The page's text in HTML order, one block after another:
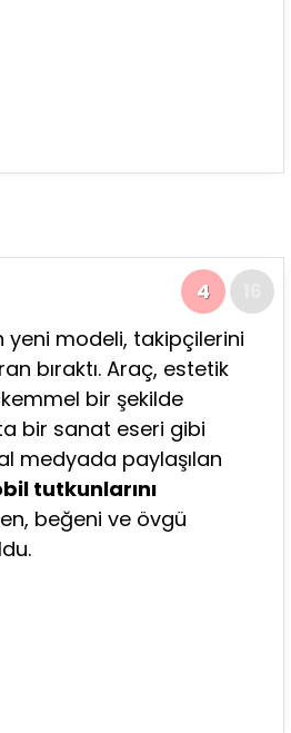
4
yeni modeli, takipçilerini
bıraktı. Araç, estetik
bir şekilde
bir sanat eseri gibi
medyada paylaşılan
tutkunlarını
beğeni ve övgü